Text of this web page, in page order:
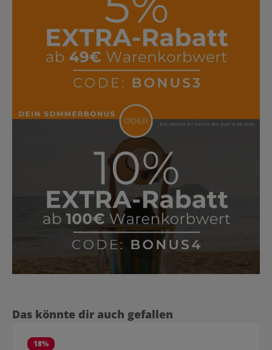
Produktgalerie überspringen
Das könnte dir auch gefallen
18%